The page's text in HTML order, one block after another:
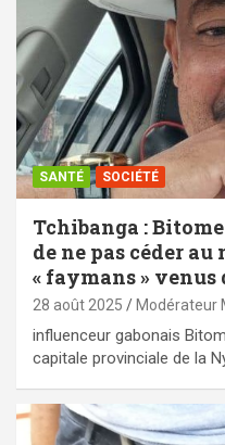
SANTÉ SOCIÉTÉ
Tchibanga :
de ne pas céder au
« faymans »
28 août 2025 Modérateur
influenceur gabonais
capitale provinciale de la